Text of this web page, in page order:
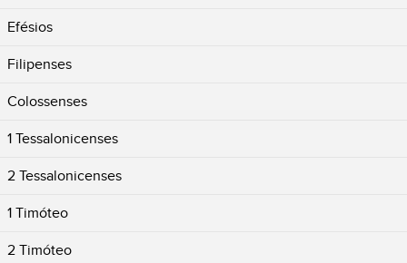
Efésios
Filipenses
Colossenses
1 Tessalonicenses
2 Tessalonicenses
1 Timóteo
2 Timóteo